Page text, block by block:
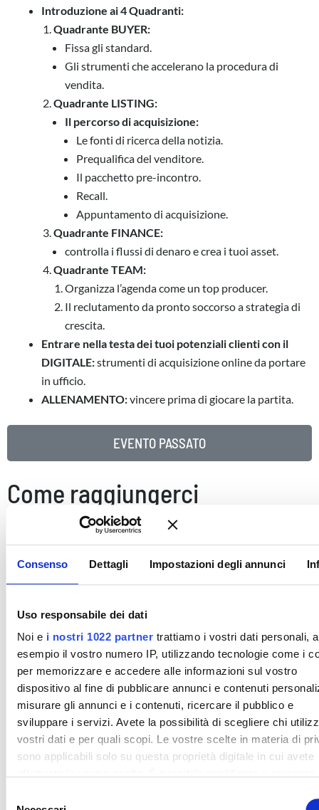
Consenso Dettagli Impostazioni degli annunci
Uso responsabile dei dati
Noi e i nostri 1022 partnertrattiamo i vostri dati personali,
esempio il vostro numero IP, utilizzando tecnologie come i
per memorizzare e accedere alle informazioni sul vostro
dispositivo al fine di pubblicare annunci e contenuti
misurare gli annunci e i contenuti, ricercare il pubblico e
sviluppare i servizi. Avete la possibilità di scegliere chi
vostri dati e per quali scopi. Le vostre scelte in materia di
sono applicabili solo su questa proprietà digitale in cui avete
Introduzione ai 4 Quadranti:
Quadrante BUYER:
Fissa gli standard.
Gli strumenti che accelerano la procedura di
vendita.
Quadrante LISTING:
Il percorso di acquisizione:
Le fonti di ricerca della notizia.
Prequalifica del venditore.
Il pacchetto pre-incontro.
Recall.
Appuntamento di acquisizione.
Quadrante FINANCE:
controlla i flussi di denaro e crea i tuoi asset.
Quadrante TEAM:
Organizza l’agenda come un top producer.
Il reclutamento da pronto soccorso a strategia di
crescita.
Entrare nella testa dei tuoi potenziali clienti con il
DIGITALE:strumenti di acquisizione online da portare
in ufficio.
ALLENAMENTO:vincere prima di giocare la partita.
EVENTO PASSATO
Come raggiungerci